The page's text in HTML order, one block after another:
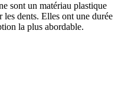
sont un matériau plastique
les dents. Elles ont une durée
la plus abordable.